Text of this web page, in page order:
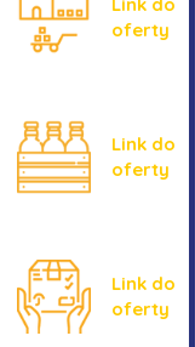
oferty
Link do
oferty
Link do
oferty